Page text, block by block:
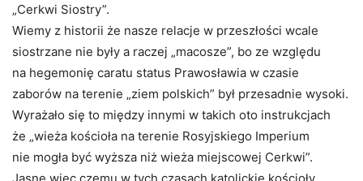
„Cerkwi Siostry”.
Wiemy z historii że nasze relacje w przeszłości wcale
siostrzane nie były a raczej „macosze”, bo ze względu
na hegemonię caratu status Prawosławia w czasie
zaborów na terenie „ziem polskich” był przesadnie wysoki.
Wyrażało się to między innymi w takich oto instrukcjach
że „wieża kościoła na terenie Rosyjskiego Imperium
nie mogła być wyższa niż wieża miejscowej Cerkwi”.